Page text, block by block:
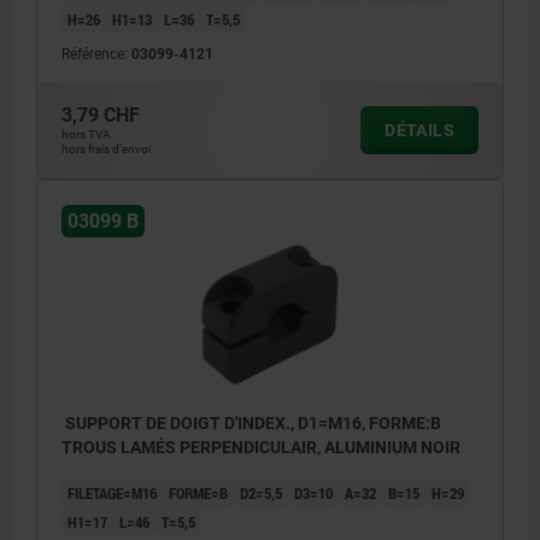
H=26
H1=13 L=36 T=5,5
Référence: 03099-4121
3,79 CHF
hors TVA
hors frais d’envoi
DÉTAILS
03099 B
SUPPORT DE DOIGT D'INDEX., D1=M16, FORME:B
TROUS LAMÉS PERPENDICULAIR, ALUMINIUM NOIR
FILETAGE=M16 FORME=B D2=5,5 D3=10 A=32 B=15
H=29
H1=17
L=46 T=5,5